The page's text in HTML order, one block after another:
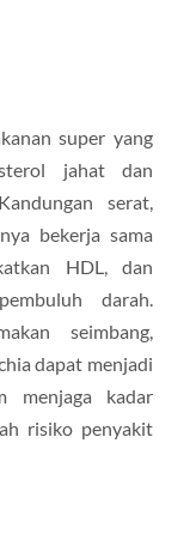
super yang
jahat dan
serat,
bekerja sama
HDL, dan
darah.
seimbang,
dapat menjadi
menjaga kadar
risiko penyakit